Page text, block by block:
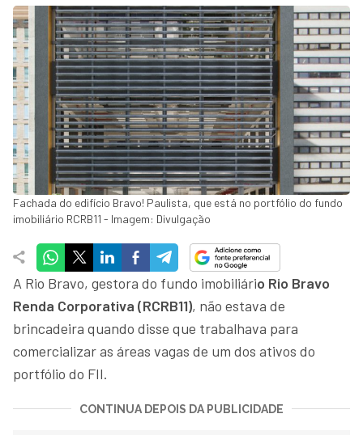
Fachada do edifício Bravo! Paulista, que está no portfólio do fundo
imobiliário RCRB11 - Imagem: Divulgação
A Rio Bravo, gestora do fundo imobiliário Rio Bravo
Renda Corporativa (RCRB11), não estava de
brincadeira quando disse que trabalhava para
comercializar as áreas vagas de um dos ativos do
portfólio do FII.
CONTINUA DEPOIS DA PUBLICIDADE